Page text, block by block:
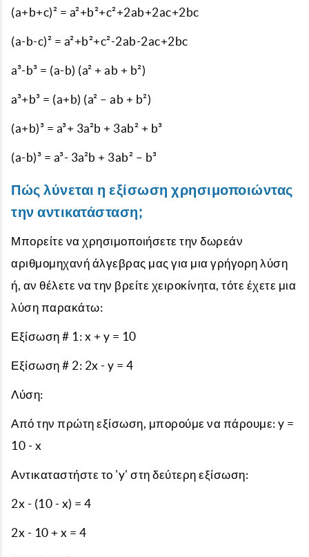
(a+b+c)² = a²+b²+c²+2ab+2ac+2bc
(a-b-c)² = a²+b²+c²-2ab-2ac+2bc
a³-b³ = (a-b) (a² + ab + b²)
a³+b³ = (a+b) (a² – ab + b²)
(a+b)³ = a³+ 3a²b + 3ab² + b³
(a-b)³ = a³- 3a²b + 3ab² – b³
Πώς λύνεται η εξίσωση χρησιμοποιώντας
την αντικατάσταση;
Μπορείτε να χρησιμοποιήσετε την δωρεάν
αριθμομηχανή άλγεβρας μας για μια γρήγορη λύση
ή, αν θέλετε να την βρείτε χειροκίνητα, τότε έχετε μια
λύση παρακάτω:
Εξίσωση # 1: x + y = 10
Εξίσωση # 2: 2x - y = 4
Λύση:
Από την πρώτη εξίσωση, μπορούμε να πάρουμε: y =
10 - x
Αντικαταστήστε το 'y' στη δεύτερη εξίσωση:
2x - (10 - x) = 4
2x - 10 + x = 4